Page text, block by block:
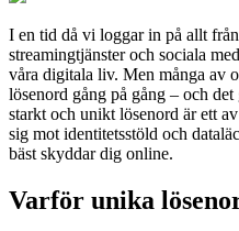
I en tid då vi loggar in på allt
streamingtjänster och sociala
våra digitala liv. Men många av
lösenord gång på gång – och
starkt och unikt lösenord är ett
sig mot identitetsstöld och
bäst skyddar dig online.
Varför unika